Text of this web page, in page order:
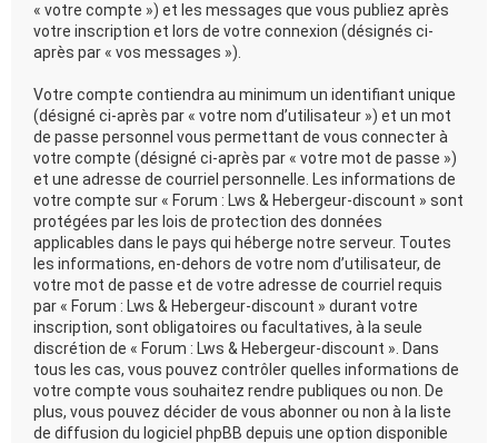
« votre compte ») et les messages que vous publiez après
votre inscription et lors de votre connexion (désignés ci-
après par « vos messages »).
Votre compte contiendra au minimum un identifiant unique
(désigné ci-après par « votre nom d’utilisateur ») et un mot
de passe personnel vous permettant de vous connecter à
votre compte (désigné ci-après par « votre mot de passe »)
et une adresse de courriel personnelle. Les informations de
votre compte sur « Forum : Lws & Hebergeur-discount » sont
protégées par les lois de protection des données
applicables dans le pays qui héberge notre serveur. Toutes
les informations, en-dehors de votre nom d’utilisateur, de
votre mot de passe et de votre adresse de courriel requis
par « Forum : Lws & Hebergeur-discount » durant votre
inscription, sont obligatoires ou facultatives, à la seule
discrétion de « Forum : Lws & Hebergeur-discount ». Dans
tous les cas, vous pouvez contrôler quelles informations de
votre compte vous souhaitez rendre publiques ou non. De
plus, vous pouvez décider de vous abonner ou non à la liste
de diffusion du logiciel phpBB depuis une option disponible